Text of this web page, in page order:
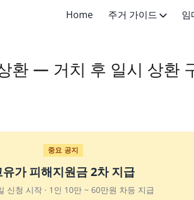
Home 주거 가이드
주거 선택 가이드
임
월세 가이드
환 — 거치 후 일시 상환
중요 공지
유가 피해지원금 2차 지급
신청 시작 · 1인 10만 ~ 60만원 차등 지급